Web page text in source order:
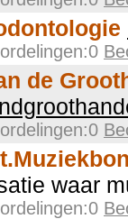
de
waar